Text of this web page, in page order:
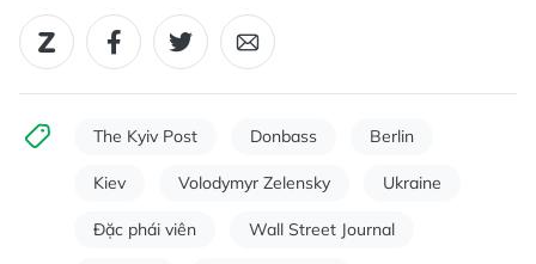
The Kyiv Post Donbass Berlin
Kiev Volodymyr Zelensky Ukraine
Đặc phái viên Wall Street Journal